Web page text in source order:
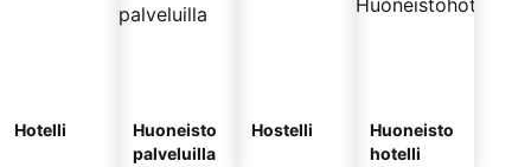
Hotelli
Huoneisto
palveluilla
Hostelli
Huoneisto
hotelli